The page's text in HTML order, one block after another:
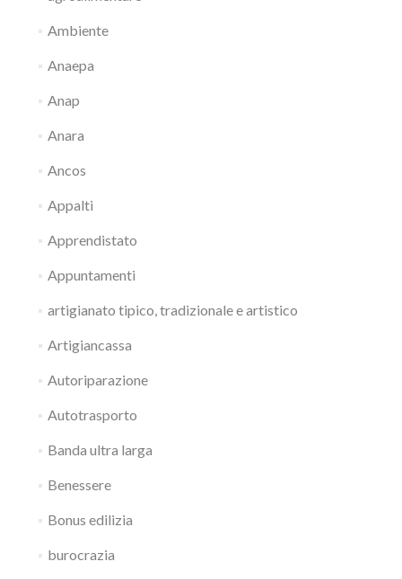
Ambiente
Anaepa
Anap
Anara
Ancos
Appalti
Apprendistato
Appuntamenti
artigianato tipico, tradizionale e artistico
Artigiancassa
Autoriparazione
Autotrasporto
Banda ultra larga
Benessere
Bonus edilizia
burocrazia